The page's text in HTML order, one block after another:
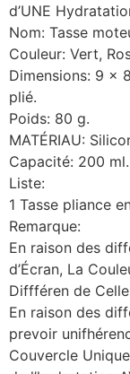
d’UNE
Nom: Tasse
Couleur: Vert,
Dimensions: 9 x
plié.
Poids: 80 g.
MATÉRIAU:
Capacité: 200 ml.
Liste:
1 Tasse pliance
Remarque:
En raison des
d’Écran, La
Diffféren de
En raison des
prevoir
Couvercle